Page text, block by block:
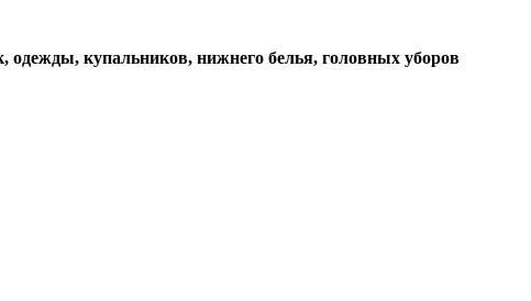
одежды, купальников, нижнего белья, головных уборов